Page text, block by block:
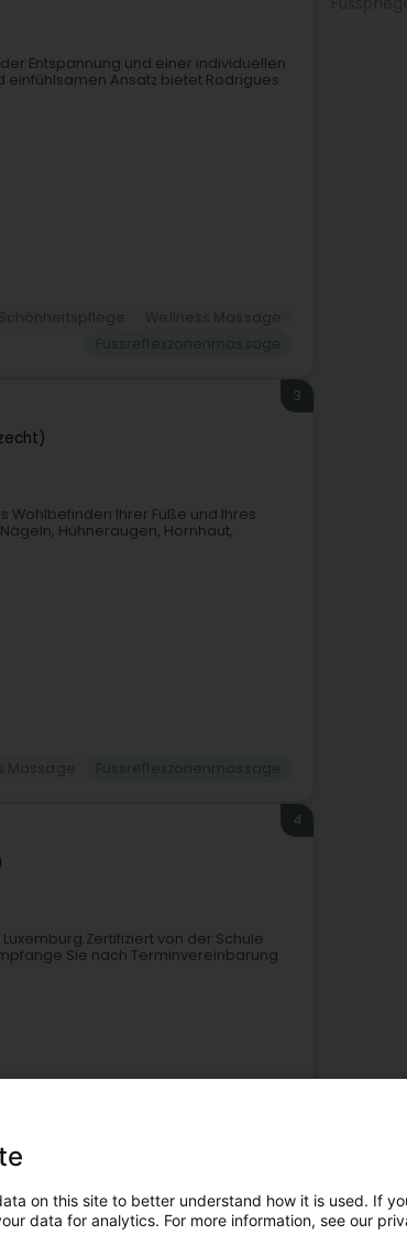
Entspannung und einer individuellen
Ansatz bietet Rodrigues
3
Wohlbefinden Ihrer Füße und Ihres
Hühneraugen, Hornhaut,
4
von der Schule
Sie nach Terminvereinbarung
Fussreflexzonenmassage
on this site to better understand how it is used. If
data for analytics. For more information, see our